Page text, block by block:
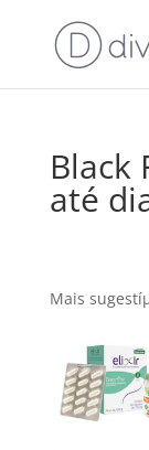
Black
até
Mais